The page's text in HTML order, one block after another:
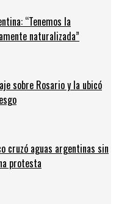
“Tenemos la
naturalizada”
sobre Rosario y la ubicó
cruzó aguas argentinas sin
protesta